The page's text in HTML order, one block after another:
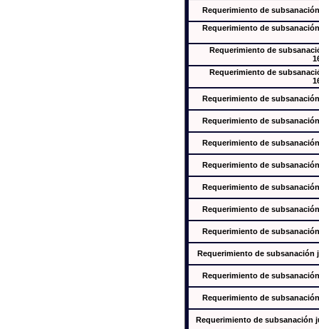
Requerimiento de
Requerimiento de
Requerimiento de
Requerimiento de
Requerimiento de
Requerimiento de
Requerimiento de
Requerimiento de
Requerimiento de
Requerimiento de
Requerimiento de
Requerimiento de subsanación
Requerimiento de
Requerimiento de
Requerimiento de subsanación